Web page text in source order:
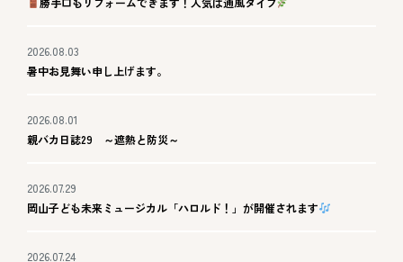
2026.08.03
暑中お見舞い申し上げます。
2026.08.01
親バカ日誌29 ～遮熱と防災～
2026.07.29
岡山子ども未来ミュージカル「ハロルド！」が開催されます
2026.07.24